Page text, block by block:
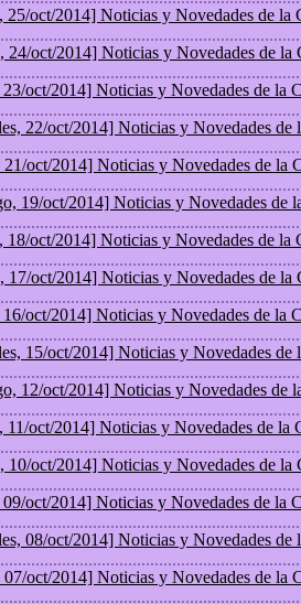
25/oct/2014] Noticias y Novedades de la
24/oct/2014] Noticias y Novedades de la
23/oct/2014] Noticias y Novedades de la
22/oct/2014] Noticias y Novedades de
21/oct/2014] Noticias y Novedades de la
19/oct/2014] Noticias y Novedades de
18/oct/2014] Noticias y Novedades de la
17/oct/2014] Noticias y Novedades de la
16/oct/2014] Noticias y Novedades de la
15/oct/2014] Noticias y Novedades de
12/oct/2014] Noticias y Novedades de
11/oct/2014] Noticias y Novedades de la
10/oct/2014] Noticias y Novedades de la
09/oct/2014] Noticias y Novedades de la
08/oct/2014] Noticias y Novedades de
07/oct/2014] Noticias y Novedades de la